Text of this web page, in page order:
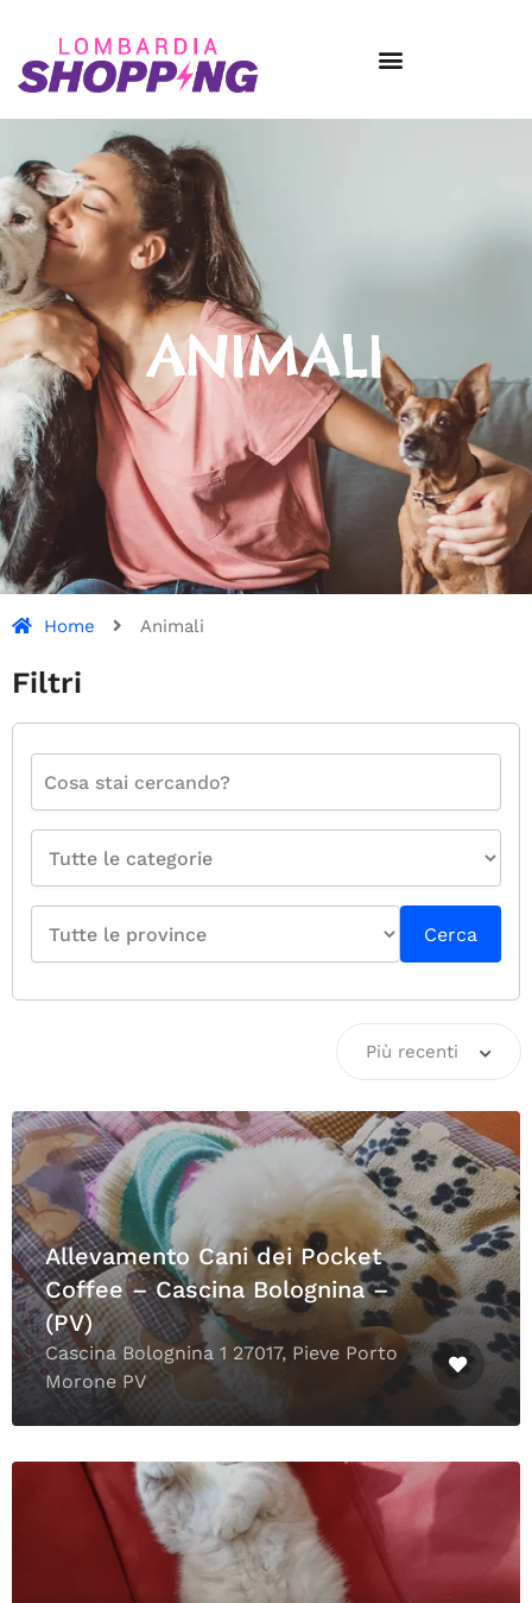
ANIMALI
Home Animali
Filtri
Cerca
Più recenti
Allevamento Cani dei Pocket
Coffee – Cascina Bolognina –
(PV)
Cascina Bolognina 1 27017, Pieve Porto
Morone PV